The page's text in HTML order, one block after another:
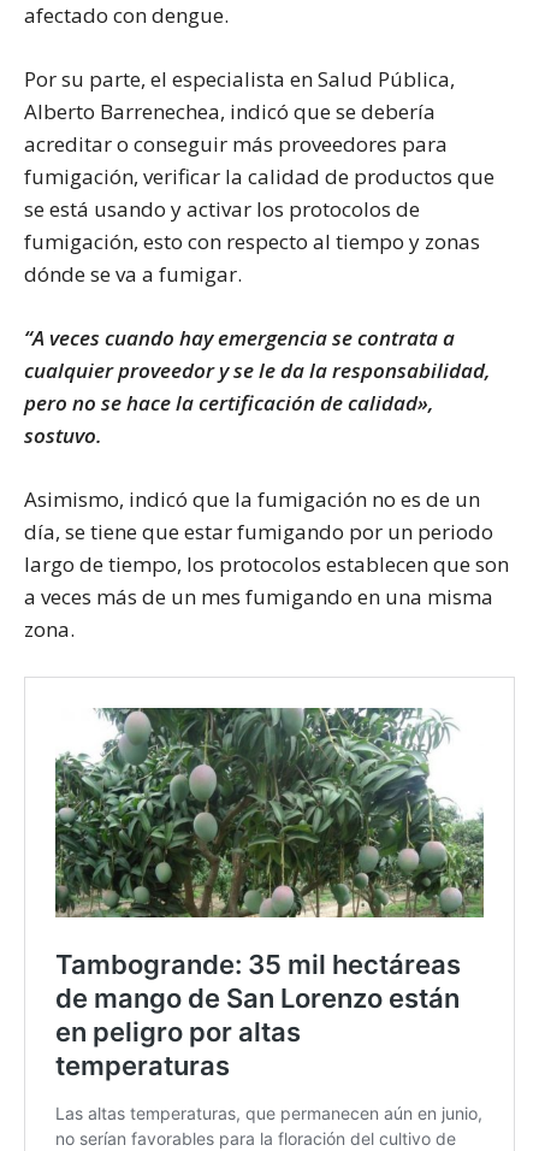
afectado con dengue.
Por su parte, el especialista en Salud Pública,
Alberto Barrenechea, indicó que se debería
acreditar o conseguir más proveedores para
fumigación, verificar la calidad de productos que
se está usando y activar los protocolos de
fumigación, esto con respecto al tiempo y zonas
dónde se va a fumigar.
“A veces cuando hay emergencia se contrata a
cualquier proveedor y se le da la responsabilidad,
pero no se hace la certificación de calidad»,
sostuvo.
Asimismo, indicó que la fumigación no es de un
día, se tiene que estar fumigando por un periodo
largo de tiempo, los protocolos establecen que son
a veces más de un mes fumigando en una misma
zona.